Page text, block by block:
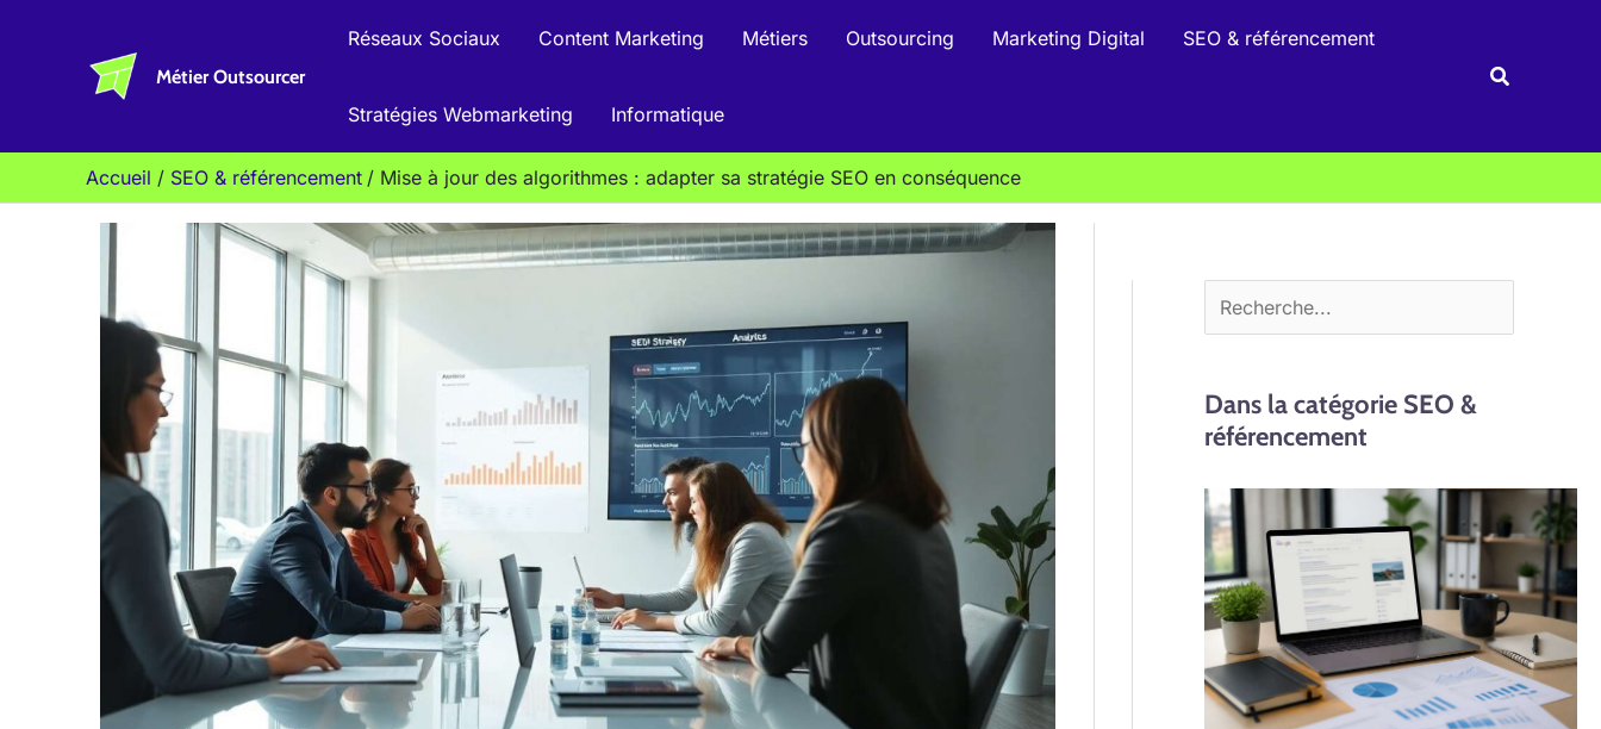
Métier Outsourcer
Réseaux Sociaux Content Marketing Métiers Outsourcing Marketing Digital SEO & référencement
Stratégies Webmarketing Informatique
Accueil SEO & référencement Mise à jour des algorithmes : adapter sa stratégie SEO en conséquence
r
h
Dans la catégorie SEO &
référencement